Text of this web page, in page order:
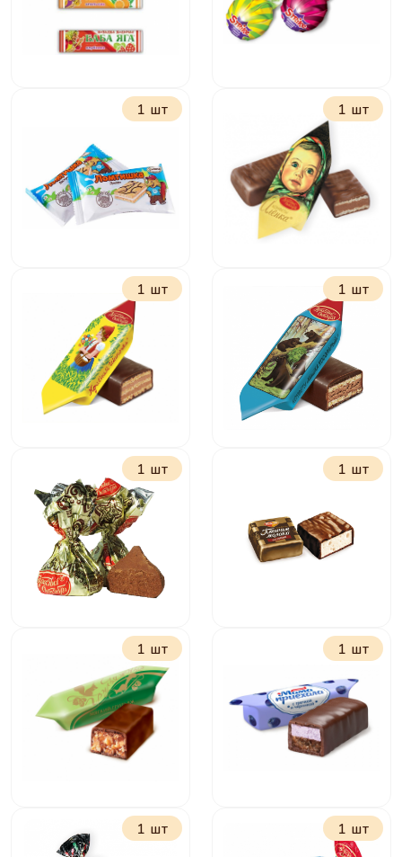
Жевательная
конфета Баба Яга
11 г
Карамель на
палочке Страйк 11
г
1 шт
Ломтишка
1 шт
Алёнка
1 шт
Красная шапочка
1 шт
Мишка косолапый
1 шт
Трюфели Красный
октябрь
1 шт
Птичье молоко
сливочно-
ванильное
1 шт 1 шт
1 шт 1 шт